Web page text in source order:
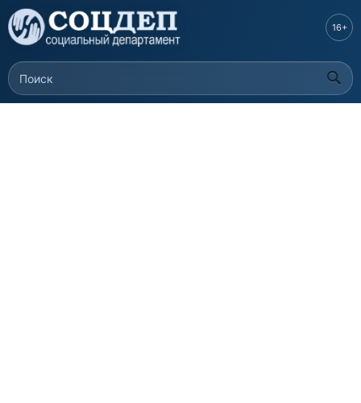
Перейти к
основному
содержанию
Форма поиска
Поиск
16+